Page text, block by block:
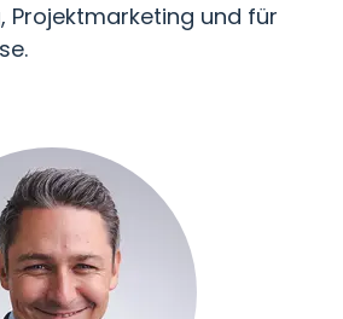
Projektmarketing und für